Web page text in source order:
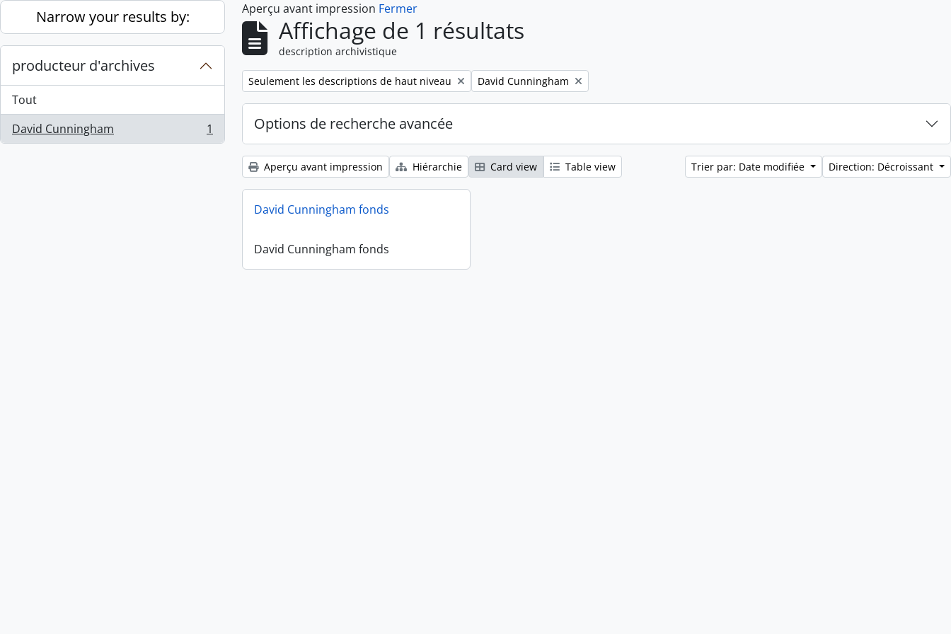
Skip to main content
Narrow your results by:
producteur d'archives
Tout
David Cunningham
, 1 résultats 1
Aperçu avant impression Fermer
Affichage de 1 résultats
description archivistique
Remove filter:
Seulement les descriptions de haut niveau Remove filter:
David Cunningham
Options de recherche avancée
Aperçu avant impression Hiérarchie Card view Table view Trier par: Date modifiée Direction: Décroissant
David Cunningham fonds
David Cunningham fonds